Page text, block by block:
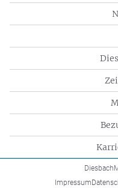
Impressum